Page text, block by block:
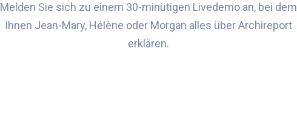
Melden Sie sich zu einem 30-minütigen Livedemo an, bei dem
Ihnen Jean-Mary, Hélène oder Morgan alles über Archireport
erklären.